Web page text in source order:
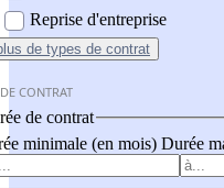
Reprise d'entreprise
de types de contrat
CONTRAT
de contrat
minimale (en mois) Durée